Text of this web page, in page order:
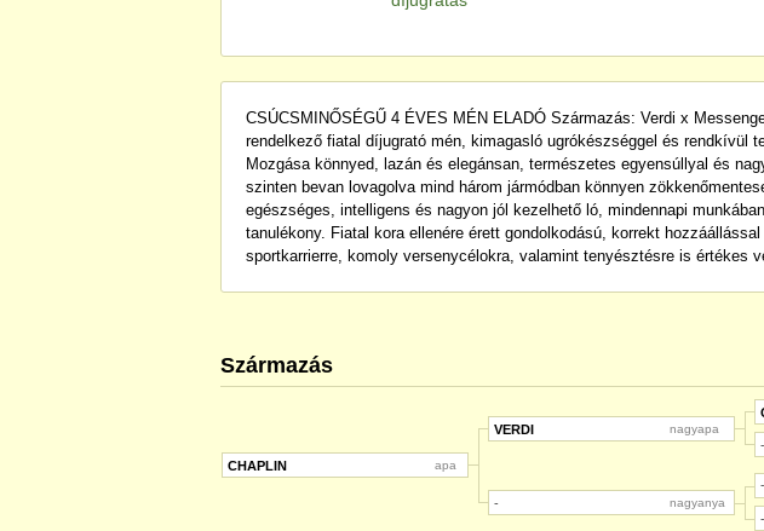
CSÚCSMINŐSÉGŰ 4 ÉVES MÉN ELADÓ Származás: Verdi x
rendelkező fiatal díjugrató mén, kimagasló ugrókészséggel és rendkívül
Mozgása könnyed, lazán és elegánsan, természetes egyensúllyal és
szinten bevan lovagolva mind három jármódban könnyen
egészséges, intelligens és nagyon jól kezelhető ló, mindennapi
tanulékony. Fiatal kora ellenére érett gondolkodású, korrekt
sportkarrierre, komoly versenycélokra, valamint tenyésztésre is értékes
Származás
CHAPLIN apa
VERDI nagyapa
- nagyanya
-
-
-